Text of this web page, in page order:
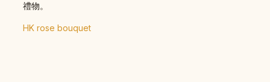
禮物。
HK rose bouquet